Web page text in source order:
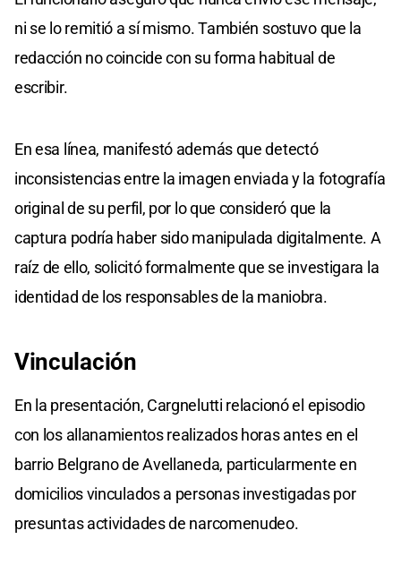
ni se lo remitió a sí mismo. También sostuvo que la
redacción no coincide con su forma habitual de
escribir.
En esa línea, manifestó además que detectó
inconsistencias entre la imagen enviada y la fotografía
original de su perfil, por lo que consideró que la
captura podría haber sido manipulada digitalmente. A
raíz de ello, solicitó formalmente que se investigara la
identidad de los responsables de la maniobra.
Vinculación
En la presentación, Cargnelutti relacionó el episodio
con los allanamientos realizados horas antes en el
barrio Belgrano de Avellaneda, particularmente en
domicilios vinculados a personas investigadas por
presuntas actividades de narcomenudeo.